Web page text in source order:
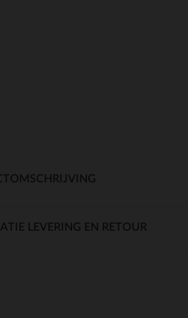
LEVERING EN RETOUR